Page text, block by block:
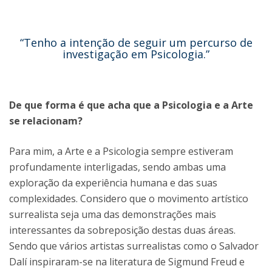
“Tenho a intenção de seguir um percurso de
investigação em Psicologia.”
De que forma é que acha que a Psicologia e a Arte
se relacionam?
Para mim, a Arte e a Psicologia sempre estiveram
profundamente interligadas, sendo ambas uma
exploração da experiência humana e das suas
complexidades. Considero que o movimento artístico
surrealista seja uma das demonstrações mais
interessantes da sobreposição destas duas áreas.
Sendo que vários artistas surrealistas como o Salvador
Dalí inspiraram-se na literatura de Sigmund Freud e